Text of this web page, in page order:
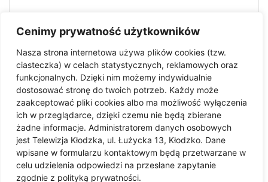
Cenimy prywatność użytkowników
Nasza strona internetowa używa plików cookies (tzw.
ciasteczka) w celach statystycznych, reklamowych oraz
funkcjonalnych. Dzięki nim możemy indywidualnie
dostosować stronę do twoich potrzeb. Każdy może
zaakceptować pliki cookies albo ma możliwość wyłączenia
ich w przeglądarce, dzięki czemu nie będą zbierane
żadne informacje. Administratorem danych osobowych
jest Telewizja Kłodzka, ul. Łużycka 13, Kłodzko. Dane
wpisane w formularzu kontaktowym będą przetwarzane w
celu udzielenia odpowiedzi na przesłane zapytanie
zgodnie z polityką prywatności.
Zapisz moje imię i nazwisko, adres e-mail i witrynę
internetową w tej przeglądarce do następnego komentowania.